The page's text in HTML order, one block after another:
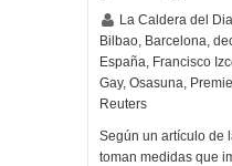
La Caldera del
Bilbao, Barcelona,
España, Francisco
Gay, Osasuna,
Reuters
Según un artículo de
toman medidas que